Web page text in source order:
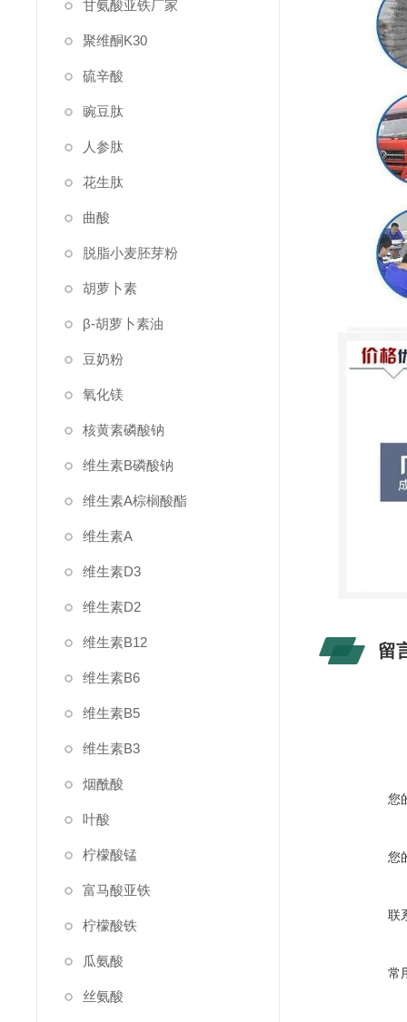
甘氨酸亚铁厂家
聚维酮K30
硫辛酸
豌豆肽
人参肽
花生肽
曲酸
脱脂小麦胚芽粉
胡萝卜素
β-胡萝卜素油
豆奶粉
氧化镁
核黄素磷酸钠
维生素B磷酸钠
维生素A棕榈酸酯
维生素A
维生素D3
维生素D2
维生素B12
维生素B6
维生素B5
维生素B3
烟酰酸
叶酸
柠檬酸锰
富马酸亚铁
柠檬酸铁
瓜氨酸
丝氨酸
留
您
您
联
常